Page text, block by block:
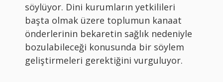
söylüyor. Dini kurumların yetkilileri
başta olmak üzere toplumun kanaat
önderlerinin bekaretin sağlık nedeniyle
bozulabileceği konusunda bir söylem
geliştirmeleri gerektiğini vurguluyor.